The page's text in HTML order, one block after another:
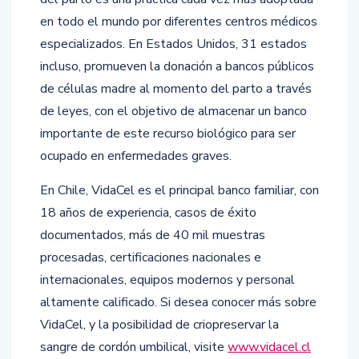
en todo el mundo por diferentes centros médicos
especializados. En Estados Unidos, 31 estados
incluso, promueven la donación a bancos públicos
de células madre al momento del parto a través
de leyes, con el objetivo de almacenar un banco
importante de este recurso biológico para ser
ocupado en enfermedades graves.
En Chile, VidaCel es el principal banco familiar, con
18 años de experiencia, casos de éxito
documentados, más de 40 mil muestras
procesadas, certificaciones nacionales e
internacionales, equipos modernos y personal
altamente calificado. Si desea conocer más sobre
VidaCel, y la posibilidad de criopreservar la
sangre de cordón umbilical, visite www.vidacel.cl